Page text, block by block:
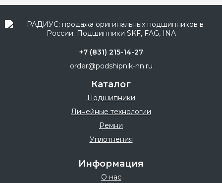
+7 (831) 215-14-27
order@podshipnik-nn.ru
Каталог
Подшипники
Линейные технологии
Ремни
Уплотнения
Информация
О нас